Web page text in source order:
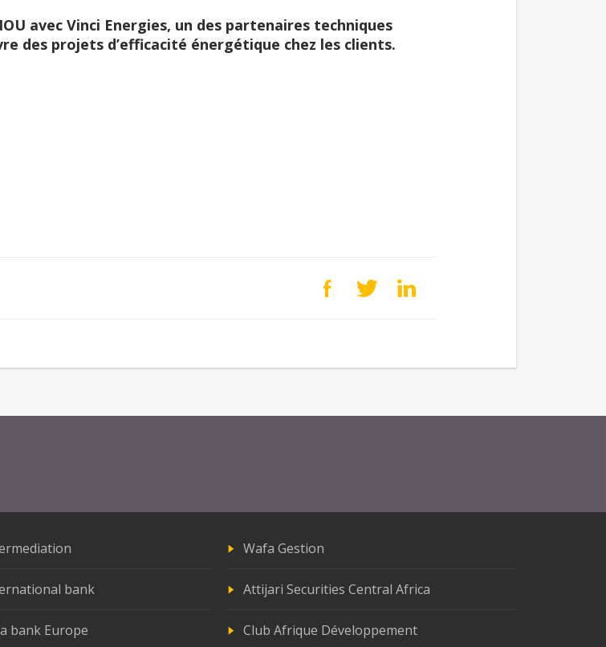
avec Vinci Energies, un des partenaires techniques
des projets d’efficacité énergétique chez les clients.
Wafa Gestion
bank Attijari Securities Central Africa
bank Europe Club Afrique Développement